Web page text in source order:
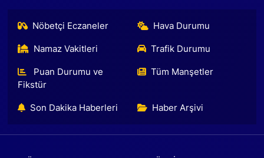
Nöbetçi Eczaneler Hava Durumu
Namaz Vakitleri Trafik Durumu
Puan Durumu ve
Fikstür
Tüm Manşetler
Son Dakika Haberleri Haber Arşivi